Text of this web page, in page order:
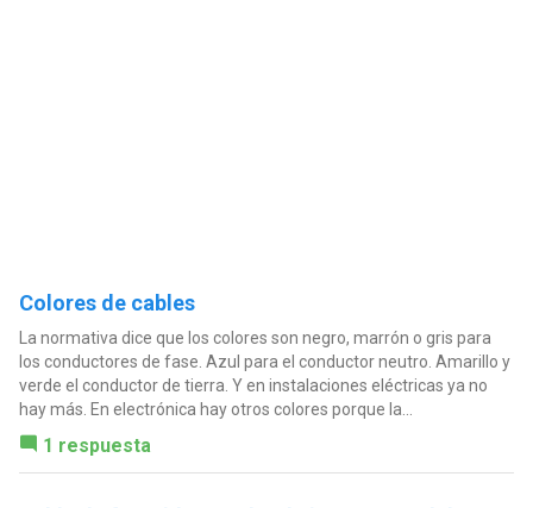
Colores de cables
La normativa dice que los colores son negro, marrón o gris para
los conductores de fase. Azul para el conductor neutro. Amarillo y
verde el conductor de tierra. Y en instalaciones eléctricas ya no
hay más. En electrónica hay otros colores porque la...
1 respuesta